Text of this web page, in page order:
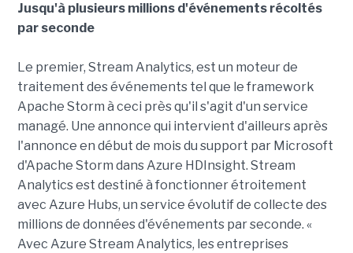
Jusqu'à plusieurs millions d'événements récoltés
par seconde
Le premier, Stream Analytics, est un moteur de
traitement des événements tel que le framework
Apache Storm à ceci près qu'il s'agit d'un service
managé. Une annonce qui intervient d'ailleurs après
l'annonce en début de mois du support par Microsoft
d'Apache Storm dans Azure HDInsight. Stream
Analytics est destiné à fonctionner étroitement
avec Azure Hubs, un service évolutif de collecte des
millions de données d'événements par seconde. «
Avec Azure Stream Analytics, les entreprises